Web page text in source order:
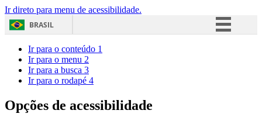
Ir direto para menu de acessibilidade.
BRASIL
Acesso à informação
Ir para o conteúdo 1
Ir para o menu 2
Ir para a busca 3
Ir para o rodapé 4
Opções de acessibilidade